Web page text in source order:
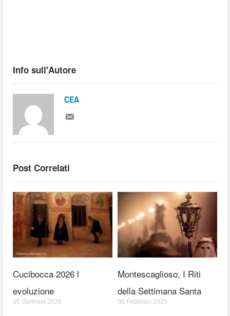
Info sull'Autore
CEA
Post Correlati
Cucibocca 2026 l
evoluzione
05 Gennaio 2026
Montescaglioso, I Riti
della Settimana Santa
05 Febbraio 2025